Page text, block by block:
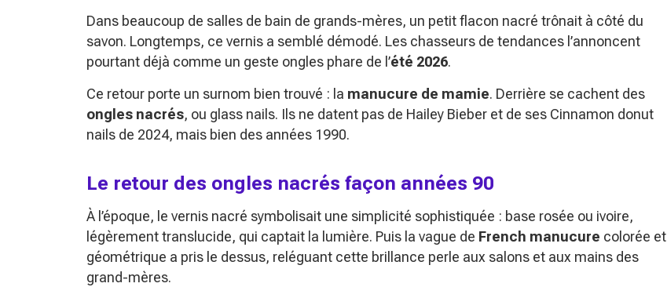
Dans beaucoup de salles de bain de grands-mères, un petit flacon nacré trônait à côté du
savon. Longtemps, ce vernis a semblé démodé. Les chasseurs de tendances l’annoncent
pourtant déjà comme un geste ongles phare de l’été 2026.
Ce retour porte un surnom bien trouvé : la manucure de mamie. Derrière se cachent des
ongles nacrés, ou glass nails. Ils ne datent pas de Hailey Bieber et de ses Cinnamon donut
nails de 2024, mais bien des années 1990.
Le retour des ongles nacrés façon années 90
À l’époque, le vernis nacré symbolisait une simplicité sophistiquée : base rosée ou ivoire,
légèrement translucide, qui captait la lumière. Puis la vague de French manucure colorée et
géométrique a pris le dessus, reléguant cette brillance perle aux salons et aux mains des
grand-mères.